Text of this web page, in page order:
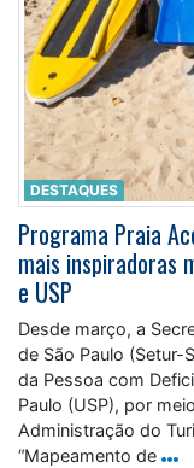
DESTAQUES
Programa Praia
mais inspiradoras
e USP
Desde março, a
de São Paulo (Setur-
da Pessoa com
Paulo (USP), por
Administração do
“Mapeamento de